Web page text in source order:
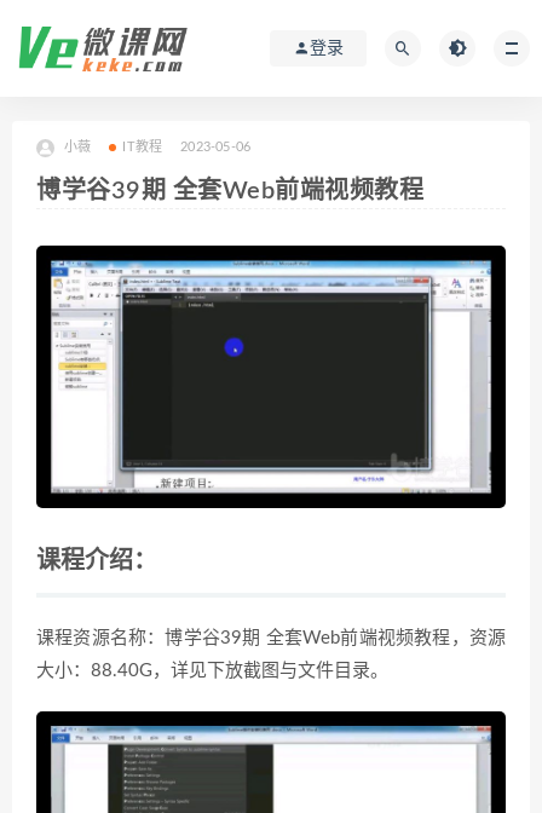
登录
小薇 IT教程 2023-05-06
博学谷39期 全套Web前端视频教程
课程介绍：
课程资源名称：博学谷39期 全套Web前端视频教程，资源
大小：88.40G，详见下放截图与文件目录。